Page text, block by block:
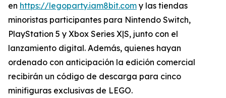
en https://legoparty.iam8bit.com y las tiendas
minoristas participantes para Nintendo Switch,
PlayStation 5 y Xbox Series X|S, junto con el
lanzamiento digital. Además, quienes hayan
ordenado con anticipación la edición comercial
recibirán un código de descarga para cinco
minifiguras exclusivas de LEGO.